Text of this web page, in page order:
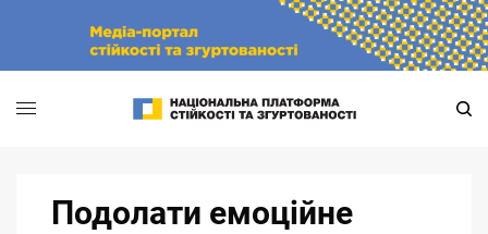
Подолати емоційне